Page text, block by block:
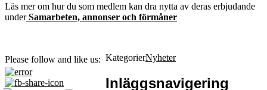
Läs mer om hur du som medlem kan dra nytta av deras erbjudande
under Samarbeten, annonser och förmåner
Please follow and like us: KategorierNyheter
Inläggsnavigering